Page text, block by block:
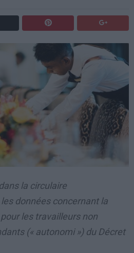
la circulaire
données concernant la
les travailleurs non
(« autonomi ») du Décret